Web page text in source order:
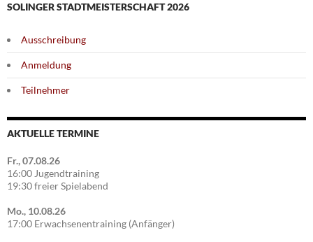
SOLINGER STADTMEISTERSCHAFT 2026
Ausschreibung
Anmeldung
Teilnehmer
AKTUELLE TERMINE
Fr., 07.08.26
16:00 Jugendtraining
19:30 freier Spielabend
Mo., 10.08.26
17:00 Erwachsenentraining (Anfänger)